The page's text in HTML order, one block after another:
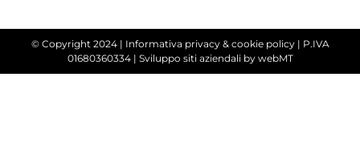
© Copyright 2024 | Informativa privacy & cookie policy| P.IVA
01680360334 | Sviluppo siti aziendaliby webMT